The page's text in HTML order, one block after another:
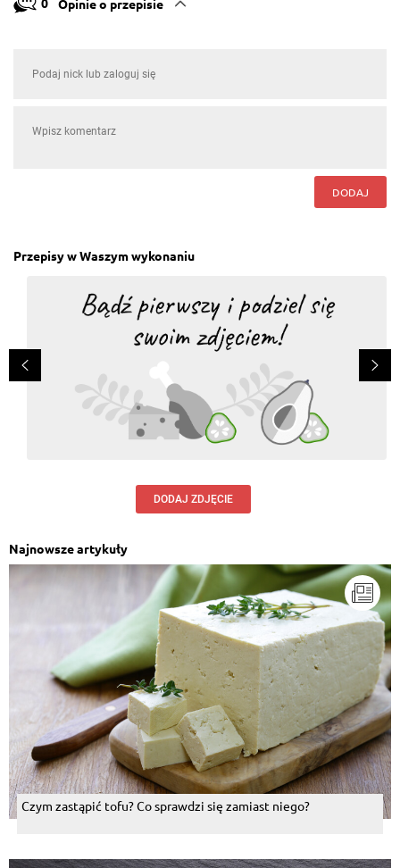
Opinie o przepisie
DODAJ
Przepisy w Waszym wykonaniu
DODAJ ZDJĘCIE
Najnowsze artykuły
Czym zastąpić tofu? Co sprawdzi się zamiast niego?